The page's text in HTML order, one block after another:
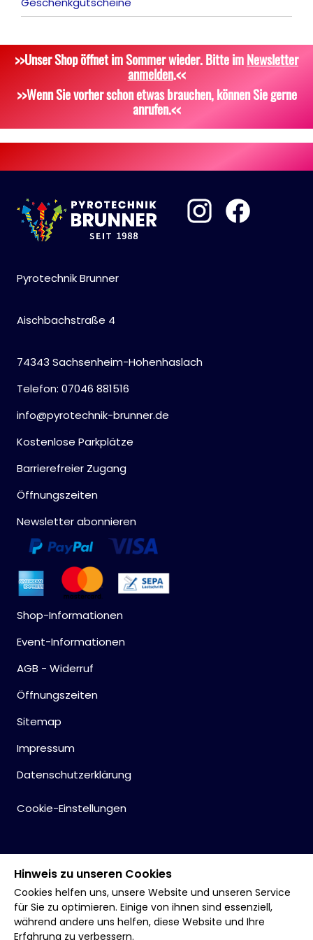
Dekoration, Knicklichter
Zubehör
Attrappen
>>Unser Shop öffnet im Sommer wieder. Bitte imNewsletter
anmelden.<<
>>Wenn Sie vorher schon etwas brauchen, können Sie gerne
anrufen.<<
Pyrotechnik Brunner
Aischbachstraße 4
74343 Sachsenheim-Hohenhaslach
Telefon: 07046 881516
info@pyrotechnik-brunner.de
Kostenlose Parkplätze
Barrierefreier Zugang
Öffnungszeiten
Newsletter abonnieren
Shop-Informationen
Event-Informationen
AGB - Widerruf
Öffnungszeiten
Sitemap
Impressum
Datenschutzerklärung
Cookie-Einstellungen
Hinweis zu unseren Cookies
Cookies helfen uns, unsere Website und unseren Service
für Sie zu optimieren. Einige von ihnen sind essenziell,
während andere uns helfen, diese Website und Ihre
Erfahrung zu verbessern.